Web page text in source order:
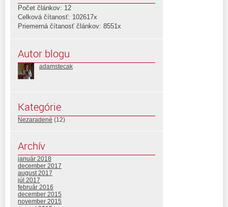
Počet článkov: 12
Celková čítanosť: 102617x
Priemerná čítanosť článkov: 8551x
Autor blogu
adamstecak
Kategórie
Nezaradené (12)
Archív
január 2018
december 2017
august 2017
júl 2017
február 2016
december 2015
november 2015